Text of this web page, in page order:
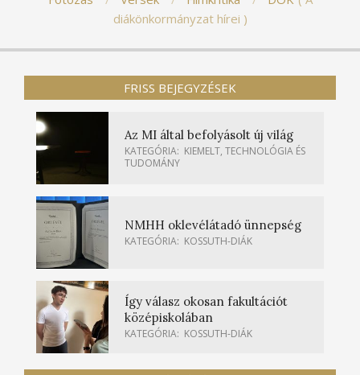
diákönkormányzat hírei
FRISS BEJEGYZÉSEK
Az MI által befolyásolt új világ
KATEGÓRIA: KIEMELT, TECHNOLÓGIA ÉS
TUDOMÁNY
NMHH oklevélátadó ünnepség
KATEGÓRIA: KOSSUTH-DIÁK
Így válasz okosan fakultációt
középiskolában
KATEGÓRIA: KOSSUTH-DIÁK